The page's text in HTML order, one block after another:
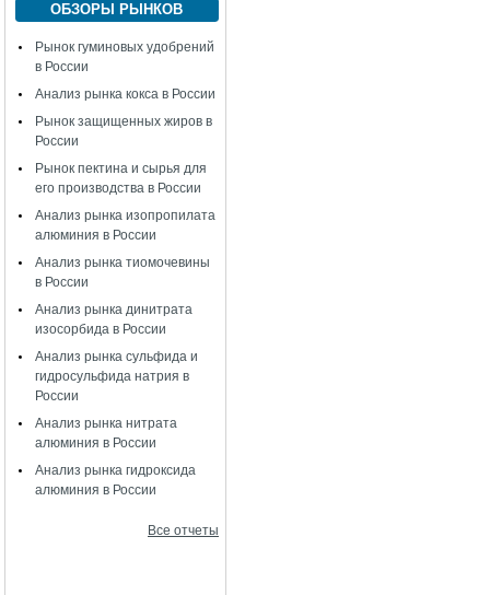
ОБЗОРЫ РЫНКОВ
Рынок гуминовых удобрений
в России
Анализ рынка кокса в России
Рынок защищенных жиров в
России
Рынок пектина и сырья для
его производства в России
Анализ рынка изопропилата
алюминия в России
Анализ рынка тиомочевины
в России
Анализ рынка динитрата
изосорбида в России
Анализ рынка сульфида и
гидросульфида натрия в
России
Анализ рынка нитрата
алюминия в России
Анализ рынка гидроксида
алюминия в России
Все отчеты